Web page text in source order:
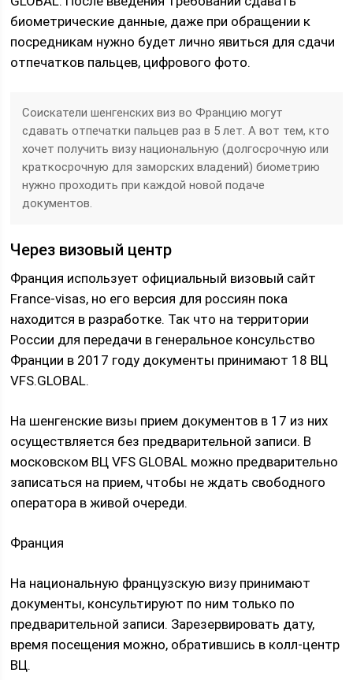
биометрические данные, даже при обращении к
посредникам нужно будет лично явиться для сдачи
отпечатков пальцев, цифрового фото.
Соискатели шенгенских виз во Францию могут
сдавать отпечатки пальцев раз в 5 лет. А вот тем, кто
хочет получить визу национальную (долгосрочную или
краткосрочную для заморских владений) биометрию
нужно проходить при каждой новой подаче
документов.
Через визовый центр
Франция использует официальный визовый сайт
France-visas, но его версия для россиян пока
находится в разработке. Так что на территории
России для передачи в генеральное консульство
Франции в 2017 году документы принимают 18 ВЦ
VFS.GLOBAL.
На шенгенские визы прием документов в 17 из них
осуществляется без предварительной записи. В
московском ВЦ VFS GLOBAL можно предварительно
записаться на прием, чтобы не ждать свободного
оператора в живой очереди.
Франция
На национальную французскую визу принимают
документы, консультируют по ним только по
предварительной записи. Зарезервировать дату,
время посещения можно, обратившись в колл-центр
ВЦ.